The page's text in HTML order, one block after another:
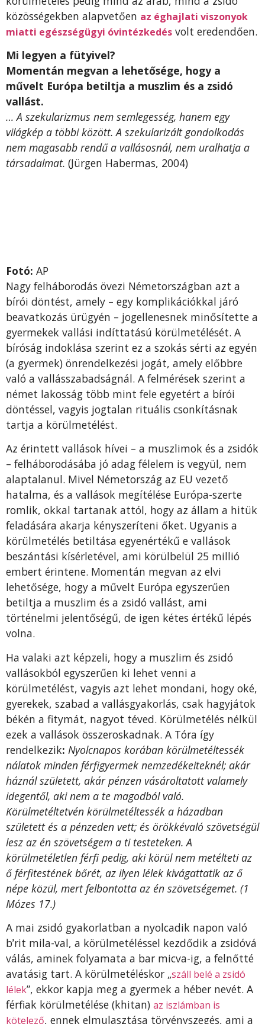
közösségekben alapvetően az éghajlati viszonyok
miatti egészségügyi óvintézkedés volt eredendően.
Mi legyen a fütyivel?
Momentán megvan a lehetősége, hogy a
művelt Európa betiltja a muszlim és a zsidó
vallást.
… A szekularizmus nem semlegesség, hanem egy
világkép a többi között. A szekularizált gondolkodás
nem magasabb rendű a vallásosnál, nem uralhatja a
társadalmat. (Jürgen Habermas, 2004)
Fotó: AP
Nagy felháborodás övezi Németországban azt a
bírói döntést, amely – egy komplikációkkal járó
beavatkozás ürügyén – jogellenesnek minősítette a
gyermekek vallási indíttatású körülmetélését. A
bíróság indoklása szerint ez a szokás sérti az egyén
(a gyermek) önrendelkezési jogát, amely előbbre
való a vallásszabadságnál. A felmérések szerint a
német lakosság több mint fele egyetért a bírói
döntéssel, vagyis jogtalan rituális csonkításnak
tartja a körülmetélést.
Az érintett vallások hívei – a muszlimok és a zsidók
– felháborodásába jó adag félelem is vegyül, nem
alaptalanul. Mivel Németország az EU vezető
hatalma, és a vallások megítélése Európa-szerte
romlik, okkal tartanak attól, hogy az állam a hitük
feladására akarja kényszeríteni őket. Ugyanis a
körülmetélés betiltása egyenértékű e vallások
beszántási kísérletével, ami körülbelül 25 millió
embert érintene. Momentán megvan az elvi
lehetősége, hogy a művelt Európa egyszerűen
betiltja a muszlim és a zsidó vallást, ami
történelmi jelentőségű, de igen kétes értékű lépés
volna.
Ha valaki azt képzeli, hogy a muszlim és zsidó
vallásokból egyszerűen ki lehet venni a
körülmetélést, vagyis azt lehet mondani, hogy oké,
gyerekek, szabad a vallásgyakorlás, csak hagyjátok
békén a fitymát, nagyot téved. Körülmetélés nélkül
ezek a vallások összeroskadnak. A Tóra így
rendelkezik: Nyolcnapos korában körülmetéltessék
nálatok minden férfigyermek nemzedékeiteknél; akár
háznál született, akár pénzen vásároltatott valamely
idegentől, aki nem a te magodból való.
Körülmetéltetvén körülmetéltessék a házadban
született és a pénzeden vett; és örökkévaló szövetségül
lesz az én szövetségem a ti testeteken. A
körülmetéletlen férfi pedig, aki körül nem metélteti az
ő férfitestének bőrét, az ilyen lélek kivágattatik az ő
népe közül, mert felbontotta az én szövetségemet. (1
Mózes 17.)
A mai zsidó gyakorlatban a nyolcadik napon való
bֹ’rit mila-val, a körülmetéléssel kezdődik a zsidóvá
válás, aminek folyamata a bar micva-ig, a felnőtté
avatásig tart. A körülmetéléskor „száll belé a zsidó
lélek”, ekkor kapja meg a gyermek a héber nevét. A
férfiak körülmetélése (khitan) az iszlámban is
kötelező, ennek elmulasztása törvényszegés, ami a